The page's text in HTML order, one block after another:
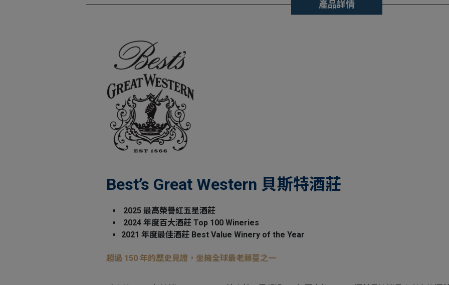
產品詳情
Best’s Great Western 貝斯特酒莊
2025 最高榮譽紅五星酒莊
2024 年度百大酒莊 Top 100 Wineries
2021 年度最佳酒莊 Best Value Winery of the Year
超過 150 年的歷史見證，坐擁全球最老藤蔓之一